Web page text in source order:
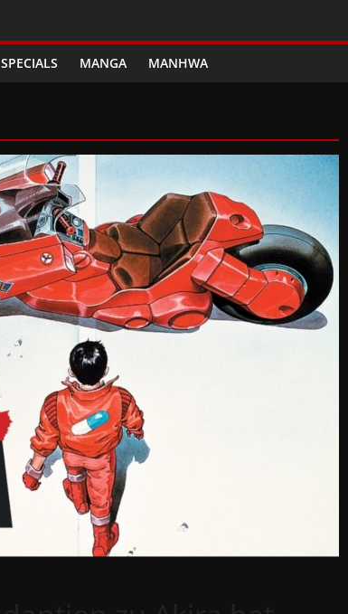
SPECIALS MANGA MANHWA